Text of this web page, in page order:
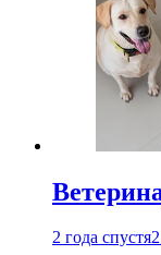
2 года спустя